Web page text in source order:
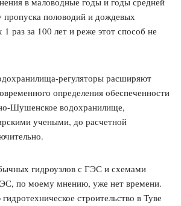
половодий и дождевых
раз за 100 лет и реже этот способ не
регуляторы расширяют
определения обеспеченности
Шушенское водохранилище,
учеными, до расчетной
гидроузлов с ГЭС и схемами
по моему мнению, уже нет времени.
строительство в Туве